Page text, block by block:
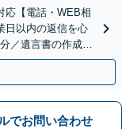
応【電話・WEB相
日以内の返信を心
／遺言書の作成・
あり】
でお問い合わせ